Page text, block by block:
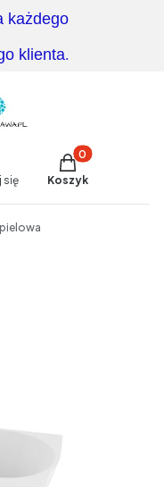
każdego
klienta.
się
Produkty w
Koszyk